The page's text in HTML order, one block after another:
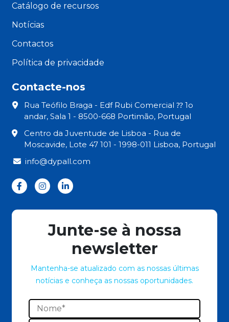
Catálogo de recursos
Notícias
Contactos
Política de privacidade
Contacte-nos
Rua Teófilo Braga - Edf Rubi Comercial ⁇ 1o
andar, Sala 1 - 8500-668 Portimão, Portugal
Centro da Juventude de Lisboa - Rua de
Moscavide, Lote 47 101 - 1998-011 Lisboa, Portugal
info@dypall.com
Junte-se à nossa
newsletter
Mantenha-se atualizado com as nossas últimas
notícias e conheça as nossas oportunidades.